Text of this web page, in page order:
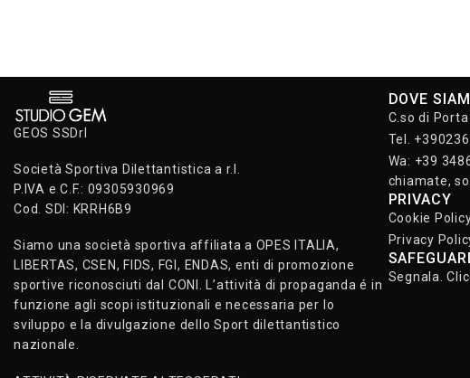
GEOS SSDrl
Società Sportiva Dilettantistica a r.l.
P.IVA e C.F.: 09305930969
Cod. SDI: KRRH6B9
Siamo una società sportiva affiliata a OPES ITALIA,
LIBERTAS, CSEN, FIDS, FGI, ENDAS, enti di promozione
sportive riconosciuti dal CONI. L’attività di propaganda é in
funzione agli scopi istituzionali e necessaria per lo
sviluppo e la divulgazione dello Sport dilettantistico
nazionale.
DOVE
C.so di
Tel.
Wa: +39
chiamate,
PRIVACY
Cookie
Privacy
Segnala.